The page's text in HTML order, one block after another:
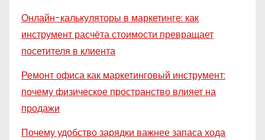
Онлайн-калькуляторы в маркетинге: как
инструмент расчёта стоимости превращает
посетителя в клиента
Ремонт офиса как маркетинговый инструмент:
почему физическое пространство влияет на
продажи
Почему удобство зарядки важнее запаса хода